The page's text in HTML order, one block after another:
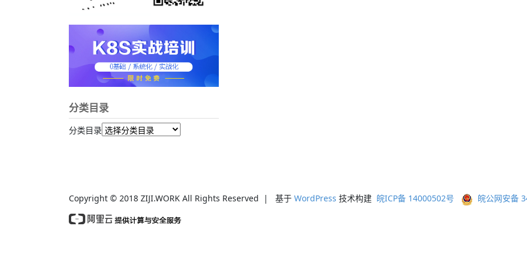
分类目录
分类目录
Copyright © 2018 ZIJI.WORK All Rights Reserved | 基于 WordPress 技术构建 皖ICP备 14000502号 皖公网安备